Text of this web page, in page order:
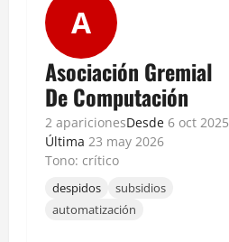
A
Asociación Gremial
De Computación
2 aparicionesDesde 6 oct 2025
Última 23 may 2026
Tono: crítico
despidos
subsidios
automatización